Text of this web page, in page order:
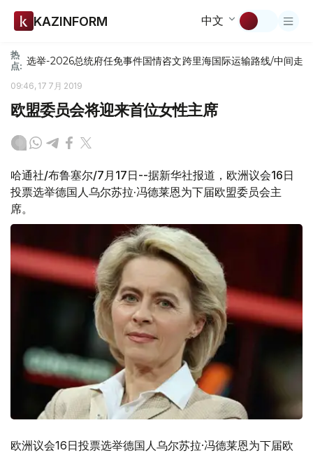
KAZINFORM 中文
热
点: 选举-2026总统府任免事件国情咨文跨里海国际运输路线/中间走廊
09:46, 17 7月 2019
欧盟委员会将迎来首位女性主席
哈通社/布鲁塞尔/7月17日--据新华社报道，欧洲议会16日
投票选举德国人乌尔苏拉·冯德莱恩为下届欧盟委员会主
席。
欧洲议会16日投票选举德国人乌尔苏拉·冯德莱恩为下届欧